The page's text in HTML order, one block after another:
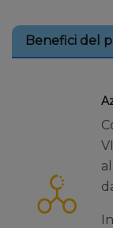
Benefici del